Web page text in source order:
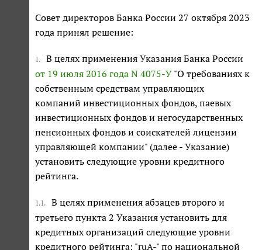
Совет директоров Банка России 27 октября 2023
года принял решение:
1.
В целях применения Указания Банка России
от 19 июля 2016 года N 4075-У "О требованиях к
собственным средствам управляющих
компаний инвестиционных фондов, паевых
инвестиционных фондов и негосударственных
пенсионных фондов и соискателей лицензии
управляющей компании" (далее - Указание)
установить следующие уровни кредитного
рейтинга.
1.1.
В целях применения абзацев второго и
третьего пункта 2 Указания установить для
кредитных организаций следующие уровни
кредитного рейтинга: "ruA-" по национальной